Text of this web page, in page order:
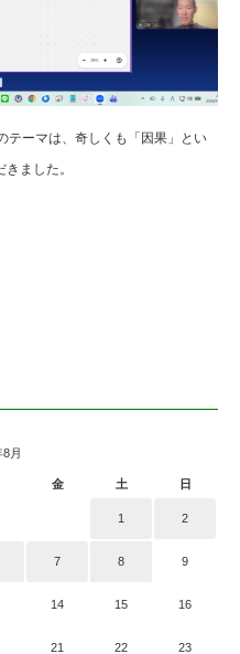
テーマは、奇しくも「因果」とい
ました。
月
金 土 日
1 2
7 8 9
14 15 16
21 22 23